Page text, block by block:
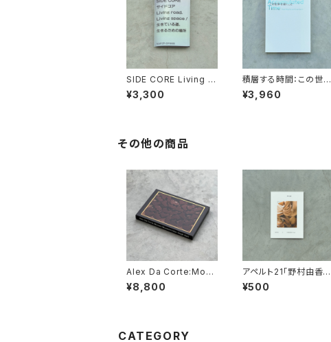
SIDE CORE Living ro
ad, Living space
展覧会カタログ
¥3,300
積層する時間：この世界
を描くこと 展覧会カタ
ログ
¥3,960
その他の商品
Alex Da Corte:Mous
e Museum(Van Gog
h Ear) (Japanese Ed
¥8,800
アペルト21「野村由香
黄金の川」リーフレット
¥500
CATEGORY